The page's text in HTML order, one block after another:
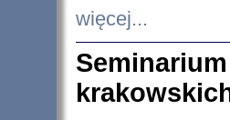
więcej...